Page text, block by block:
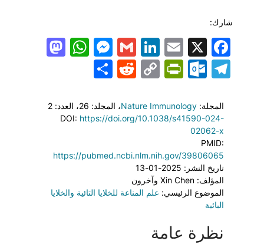
شارك:
Facebook
X
Email
LinkedIn
Gmail
Telegram
Outlook.com
PrintFriendly
Copy
Reddit
Share
المجلة: Nature Immunology، المجلد: 26
، العدد: 2
DOI: https://doi.org/10.1038/s41590-024-
02062-x
PMID:
https://pubmed.ncbi.nlm.nih.gov/39806065
تاريخ النشر: 2025-01-13
المؤلف: Xin Chen وآخرون
الموضوع الرئيسي: علم المناعة للخلايا التائية والخلايا
البائية
نظرة عامة